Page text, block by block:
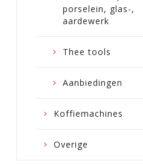
porselein, glas-,
aardewerk
Thee tools
Aanbiedingen
Koffiemachines
Overige